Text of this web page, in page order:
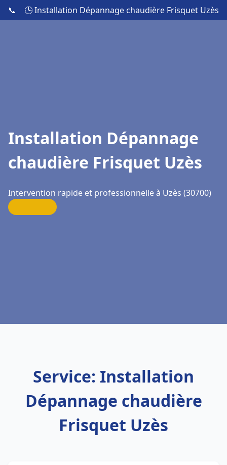
📞 🕒 Installation Dépannage chaudière Frisquet Uzès
Installation Dépannage
chaudière Frisquet Uzès
Intervention rapide et professionnelle à Uzès (30700)
Service: Installation
Dépannage chaudière
Frisquet Uzès